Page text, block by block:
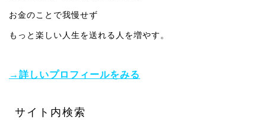
お金のことで我慢せず
もっと楽しい人生を送れる人を増やす。
→詳しいプロフィールをみる
サイト内検索